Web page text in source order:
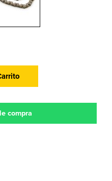
compra